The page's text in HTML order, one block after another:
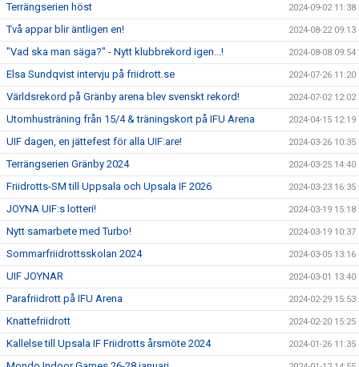
Terrängserien höst 2024-09-02 11:38
Två appar blir äntligen en! 2024-08-22 09:13
"Vad ska man säga?" - Nytt klubbrekord igen...! 2024-08-08 09:54
Elsa Sundqvist intervju på friidrott.se 2024-07-26 11:20
Världsrekord på Gränby arena blev svenskt rekord! 2024-07-02 12:02
Utomhusträning från 15/4 & träningskort på IFU Arena 2024-04-15 12:19
UIF dagen, en jättefest för alla UIF:are! 2024-03-26 10:35
Terrängserien Gränby 2024 2024-03-25 14:40
Friidrotts-SM till Uppsala och Upsala IF 2026 2024-03-23 16:35
JOYNA UIF:s lotteri! 2024-03-19 15:18
Nytt samarbete med Turbo! 2024-03-19 10:37
Sommarfriidrottsskolan 2024 2024-03-05 13:16
UIF JOYNAR 2024-03-01 13:40
Parafriidrott på IFU Arena 2024-02-29 15:53
Knattefriidrott 2024-02-20 15:25
Kallelse till Upsala IF Friidrotts årsmöte 2024 2024-01-26 11:35